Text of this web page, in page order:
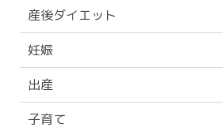
産後ダイエット
妊娠
出産
子育て